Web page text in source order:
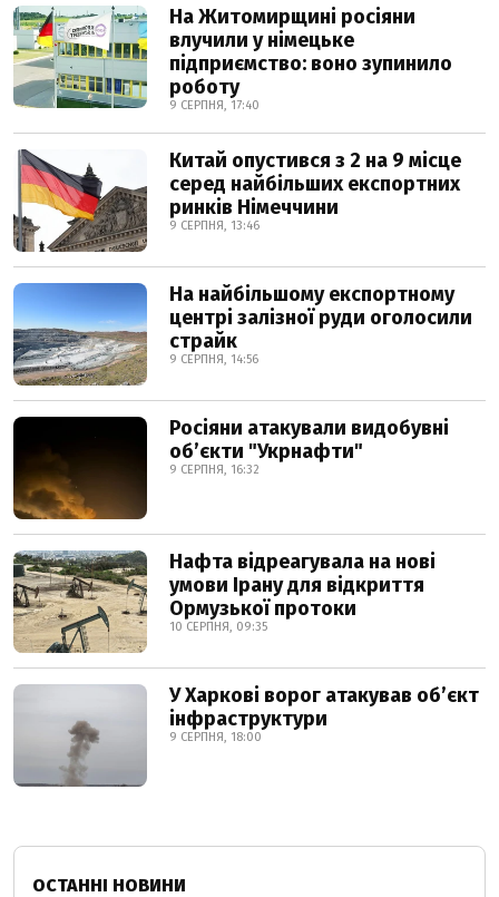
На Житомирщині росіяни
влучили у німецьке
підприємство: воно зупинило
роботу
9 СЕРПНЯ, 17:40
Китай опустився з 2 на 9 місце
серед найбільших експортних
ринків Німеччини
9 СЕРПНЯ, 13:46
На найбільшому експортному
центрі залізної руди оголосили
страйк
9 СЕРПНЯ, 14:56
Росіяни атакували видобувні
обʼєкти "Укрнафти"
9 СЕРПНЯ, 16:32
Нафта відреагувала на нові
умови Ірану для відкриття
Ормузької протоки
10 СЕРПНЯ, 09:35
У Харкові ворог атакував обʼєкт
інфраструктури
9 СЕРПНЯ, 18:00
ОСТАННІ НОВИНИ